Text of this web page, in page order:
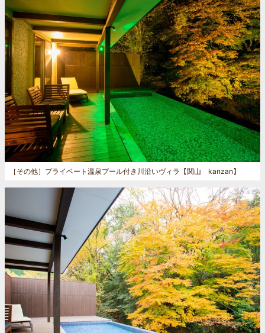
［その他］ プライベート温泉プール付き川沿いヴィラ【関山 kanzan】